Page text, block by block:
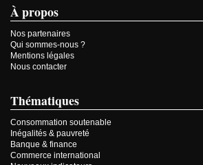
À propos
Nos partenaires
Qui sommes-nous ?
Mentions légales
Nous contacter
Thématiques
Consommation soutenable
Inégalités & pauvreté
Banque & finance
Commerce international